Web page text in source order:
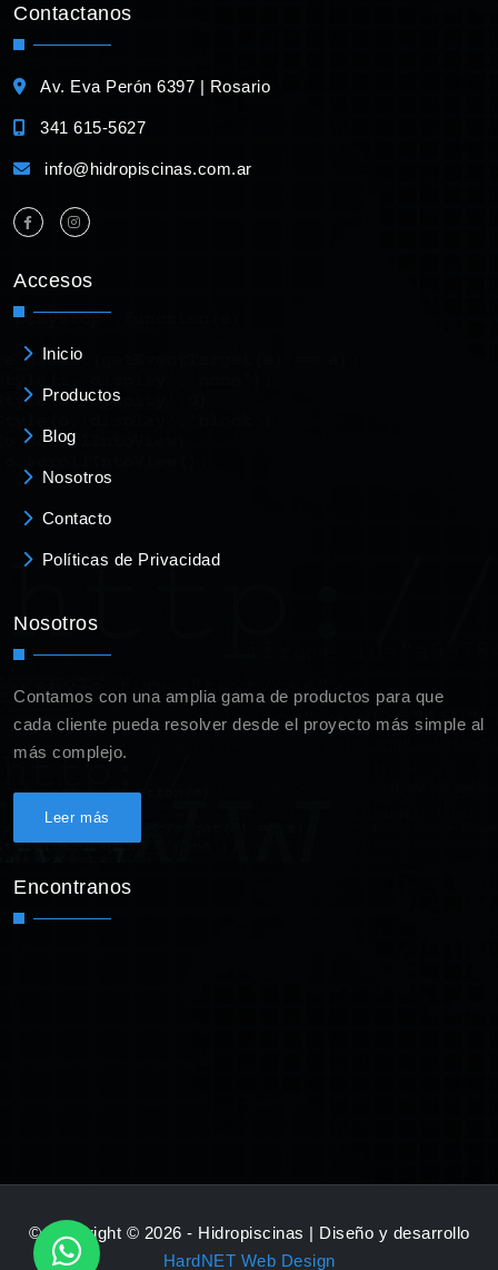
Contactanos
Av. Eva Perón 6397 | Rosario
341 615-5627
info@hidropiscinas.com.ar
Accesos
Inicio
Productos
Blog
Nosotros
Contacto
Políticas de Privacidad
Nosotros
Contamos con una amplia gama de productos para que
cada cliente pueda resolver desde el proyecto más simple al
más complejo.
Leer más
Encontranos
© Copyright © 2026 - Hidropiscinas | Diseño y desarrollo
HardNET Web Design